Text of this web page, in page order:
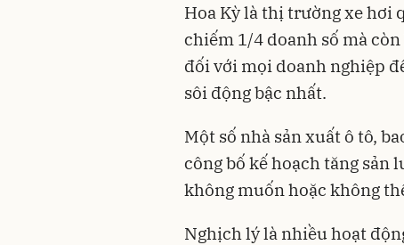
Hoa Kỳ là thị trường xe hơi
chiếm 1/4 doanh số mà
đối với mọi doanh nghiệp
sôi động bậc nhất.
Một số nhà sản xuất ô tô,
công bố kế hoạch tăng sản
không muốn hoặc không
Nghịch lý là nhiều hoạt